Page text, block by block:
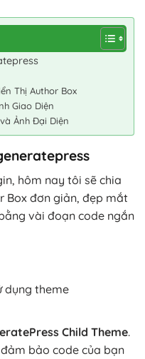
Thị Author Box
Giao Diện
Ảnh Đại Diện
hôm nay tôi sẽ chia
Box đơn giản, đẹp mắt
vài đoạn code ngắn
dụng theme
Child Theme.
bảo code của bạn